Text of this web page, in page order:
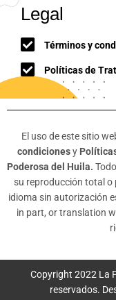
Legal
Términos y
Políticas de
El uso de este sitio
condicionesy
Poderosa del Huila.
su reproducción total o
idioma sin autorización
in part, or translation
Copyright 2022 La
reservados.